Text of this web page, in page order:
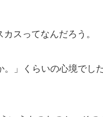
スってなんだろう。
」くらいの心境でし